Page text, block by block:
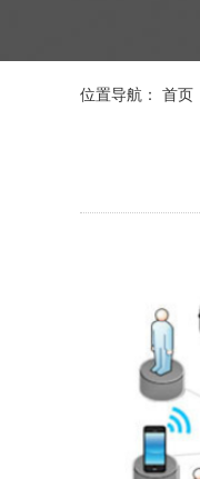
位置导航： 首页